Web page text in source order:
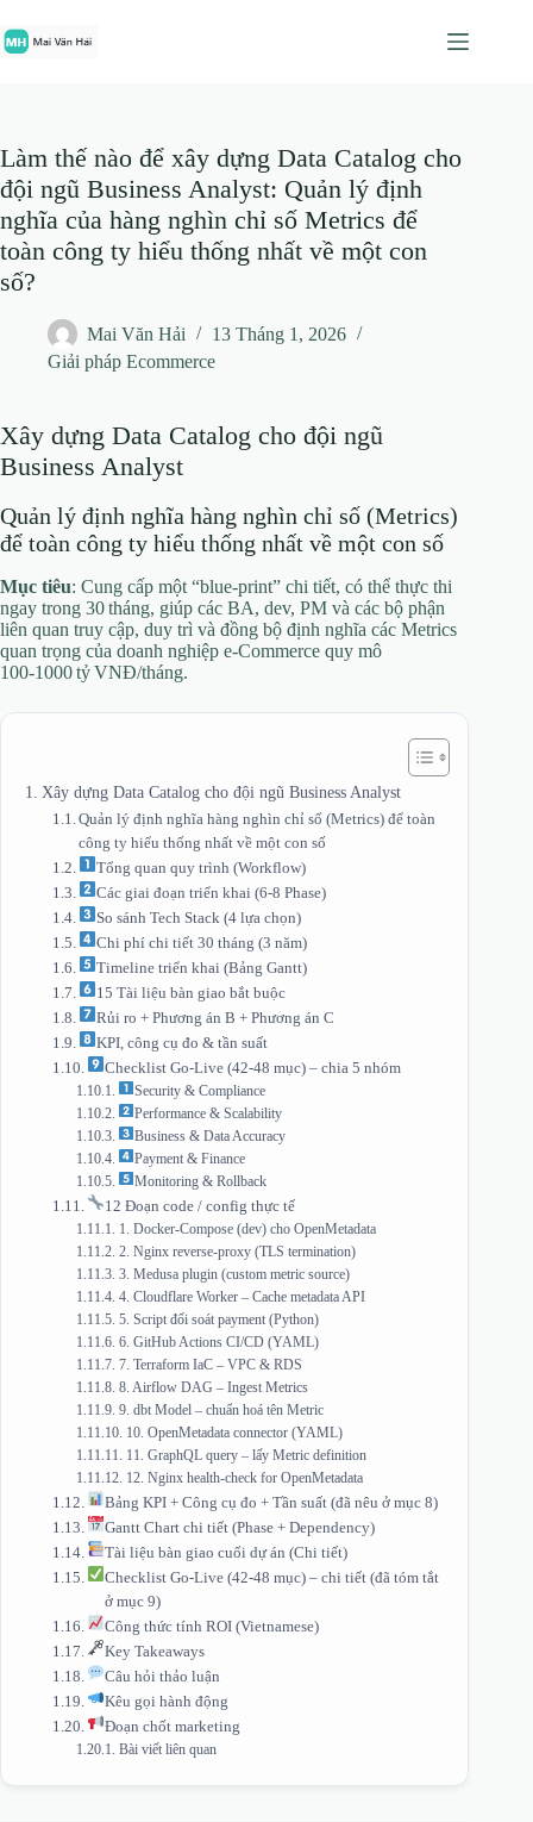
đến
phần
Làm thế nào để xây dựng Data Catalog cho
đội ngũ Business Analyst: Quản lý định
nghĩa của hàng nghìn chỉ số Metrics để
toàn công ty hiểu thống nhất về một con
số?
Mai Văn Hải
13 Tháng 1, 2026
Giải pháp Ecommerce
Xây dựng Data Catalog cho đội ngũ
Business Analyst
Quản lý định nghĩa hàng nghìn chỉ số (Metrics)
để toàn công ty hiểu thống nhất về một con số
Mục tiêu: Cung cấp một “blue‑print” chi tiết, có thể thực thi
ngay trong 30 tháng, giúp các BA, dev, PM và các bộ phận
liên quan truy cập, duy trì và đồng bộ định nghĩa các Metrics
quan trọng của doanh nghiệp e‑Commerce quy mô
100‑1000 tỷ VNĐ/tháng.
Xây dựng Data Catalog cho đội ngũ Business Analyst
Quản lý định nghĩa hàng nghìn chỉ số (Metrics) để toàn
công ty hiểu thống nhất về một con số
Tổng quan quy trình (Workflow)
Các giai đoạn triển khai (6‑8 Phase)
So sánh Tech Stack (4 lựa chọn)
Chi phí chi tiết 30 tháng (3 năm)
Timeline triển khai (Bảng Gantt)
15 Tài liệu bàn giao bắt buộc
Rủi ro + Phương án B + Phương án C
KPI, công cụ đo & tần suất
Checklist Go‑Live (42‑48 mục) – chia 5 nhóm
Security & Compliance
Performance & Scalability
Business & Data Accuracy
Payment & Finance
Monitoring & Rollback
12 Đoạn code / config thực tế
1. Docker‑Compose (dev) cho OpenMetadata
2. Nginx reverse‑proxy (TLS termination)
3. Medusa plugin (custom metric source)
4. Cloudflare Worker – Cache metadata API
5. Script đối soát payment (Python)
6. GitHub Actions CI/CD (YAML)
7. Terraform IaC – VPC & RDS
8. Airflow DAG – Ingest Metrics
9. dbt Model – chuẩn hoá tên Metric
10. OpenMetadata connector (YAML)
11. GraphQL query – lấy Metric definition
12. Nginx health‑check for OpenMetadata
Bảng KPI + Công cụ đo + Tần suất (đã nêu ở mục 8)
Gantt Chart chi tiết (Phase + Dependency)
Tài liệu bàn giao cuối dự án (Chi tiết)
Checklist Go‑Live (42‑48 mục) – chi tiết (đã tóm tắt
ở mục 9)
Công thức tính ROI (Vietnamese)
Key Takeaways
Câu hỏi thảo luận
Kêu gọi hành động
Đoạn chốt marketing
Bài viết liên quan